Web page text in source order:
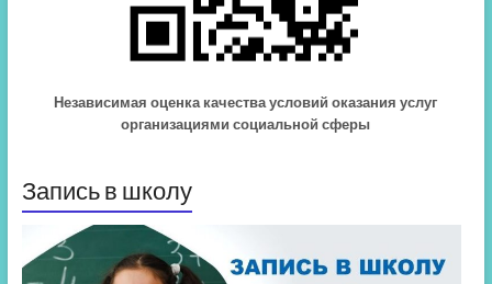
Независимая оценка качества условий оказания услуг
организациями социальной сферы
Запись в школу